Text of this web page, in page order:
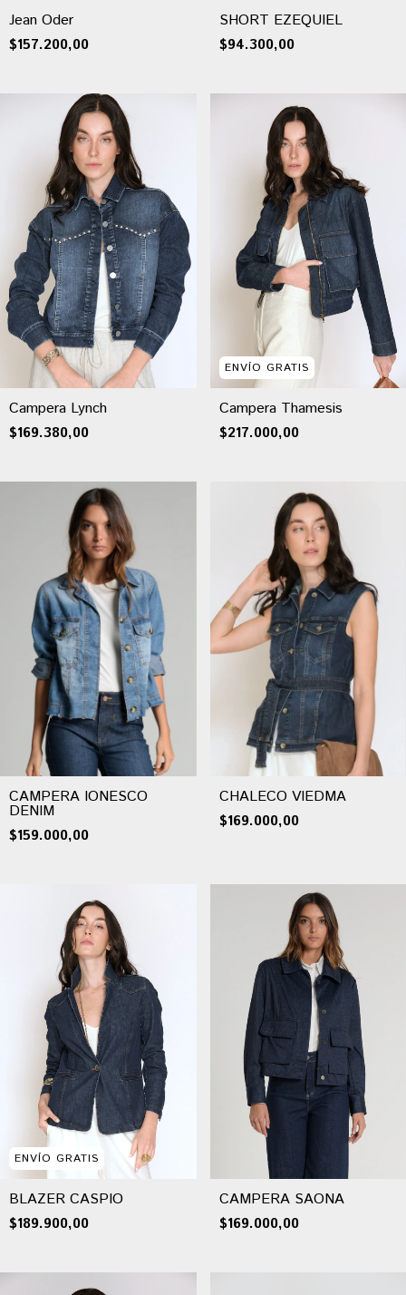
Jean Oder
$157.200,00
SHORT EZEQUIEL
$94.300,00
Campera Lynch
$169.380,00
ENVÍO GRATIS
Campera Thamesis
$217.000,00
CAMPERA IONESCO
DENIM
$159.000,00
CHALECO VIEDMA
$169.000,00
ENVÍO GRATIS
BLAZER CASPIO
$189.900,00
CAMPERA SAONA
$169.000,00